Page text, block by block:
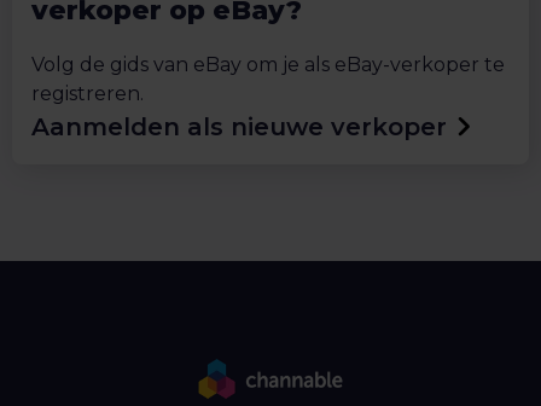
verkoper op eBay?
Volg de gids van eBay om je als eBay-verkoper te
registreren.
Aanmelden als nieuwe verkoper